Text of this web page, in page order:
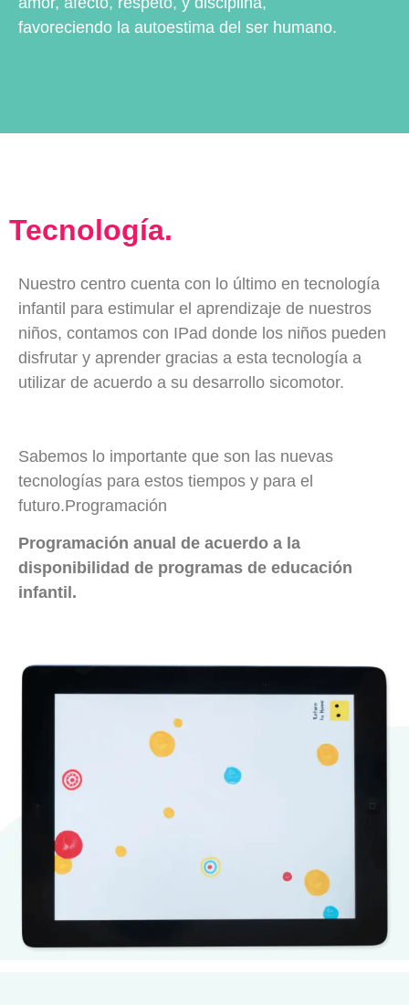
favoreciendo la autoestima del ser humano.
Tecnología.
Nuestro centro cuenta con lo último en tecnología
infantil para estimular el aprendizaje de nuestros
niños, contamos con IPad donde los niños pueden
disfrutar y aprender gracias a esta tecnología a
utilizar de acuerdo a su desarrollo sicomotor.
Sabemos lo importante que son las nuevas
tecnologías para estos tiempos y para el
futuro.Programación
Programación anual de acuerdo a la
disponibilidad de programas de educación
infantil.